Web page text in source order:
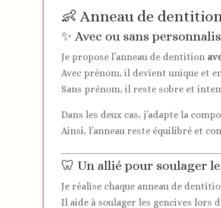
👶 Anneau de
✨ Avec ou sans
Je propose l’anneau de dentition
Avec prénom, il devient unique et
Sans prénom, il reste sobre et
Dans les deux cas, j’adapte la
Ainsi, l’anneau reste équilibré et
🦷 Un allié pour soulager
Je réalise chaque anneau de
Il aide à soulager les gencives lors